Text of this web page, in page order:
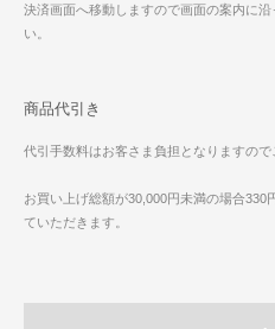
決済画面へ移動しますので画面の案内に
い。
商品代引き
代引手数料はお客さま負担となりますので
お買い上げ総額が30,000円未満の場合330
ていただきます。